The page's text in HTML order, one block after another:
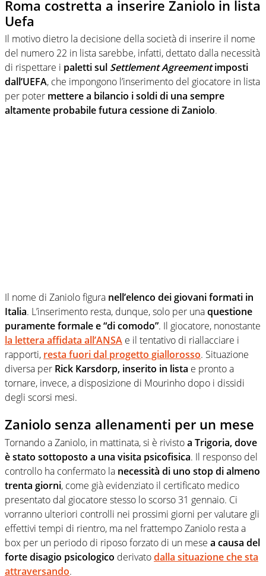
Roma costretta a inserire Zaniolo in lista
Uefa
Il motivo dietro la decisione della società di inserire il nome
del numero 22 in lista sarebbe, infatti, dettato dalla necessità
di rispettare i paletti sul Settlement Agreementimposti
dall’UEFA, che impongono l’inserimento del giocatore in lista
per poter mettere a bilancio i soldi di una sempre
altamente probabile futura cessione di Zaniolo.
Il nome di Zaniolo figura nell’elenco dei giovani formati in
Italia. L’inserimento resta, dunque, solo per unaquestione
puramente formale e “di comodo”. Il giocatore, nonostante
la lettera affidata all’ANSA e il tentativo di riallacciare i
rapporti, resta fuori dal progetto giallorosso. Situazione
diversa per Rick Karsdorp, inserito in lista e pronto a
tornare, invece, a disposizione di Mourinho dopo i dissidi
degli scorsi mesi.
Zaniolo senza allenamenti per un mese
Tornando a Zaniolo, in mattinata, si è rivistoa Trigoria, dove
è stato sottoposto a una visita psicofisica. Il responso del
controllo ha confermato la necessità di uno stop di almeno
trenta giorni, come già evidenziato il certificato medico
presentato dal giocatore stesso lo scorso 31 gennaio. Ci
vorranno ulteriori controlli nei prossimi giorni per valutare gli
effettivi tempi di rientro, ma nel frattempo Zaniolo resta a
box per un periodo di riposo forzato di un mese a causa del
forte disagio psicologico derivatodalla situazione che sta
attraversando.